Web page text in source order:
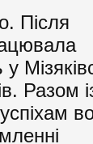
Після
Разом